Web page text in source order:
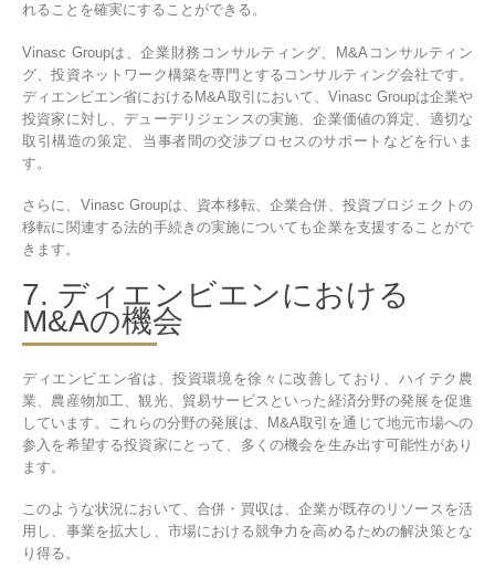
れることを確実にすることができる。
Vinasc Groupは、企業財務コンサルティング、M&Aコンサルティン
グ、投資ネットワーク構築を専門とするコンサルティング会社です。
ディエンビエン省におけるM&A取引において、Vinasc Groupは企業や
投資家に対し、デューデリジェンスの実施、企業価値の算定、適切な
取引構造の策定、当事者間の交渉プロセスのサポートなどを行いま
す。
さらに、Vinasc Groupは、資本移転、企業合併、投資プロジェクトの
移転に関連する法的手続きの実施についても企業を支援することがで
きます。
7. ディエンビエンにおける
M&Aの機会
ディエンビエン省は、投資環境を徐々に改善しており、ハイテク農
業、農産物加工、観光、貿易サービスといった経済分野の発展を促進
しています。これらの分野の発展は、M&A取引を通じて地元市場への
参入を希望する投資家にとって、多くの機会を生み出す可能性があり
ます。
このような状況において、合併・買収は、企業が既存のリソースを活
用し、事業を拡大し、市場における競争力を高めるための解決策とな
り得る。